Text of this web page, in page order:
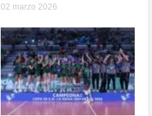
02 marzo 2026